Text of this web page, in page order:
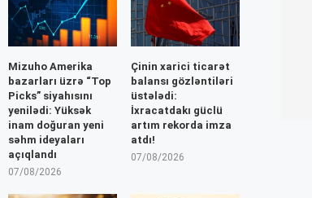
Mizuho Amerika
bazarları üzrə “Top
Picks” siyahısını
yenilədi: Yüksək
inam doğuran yeni
səhm ideyaları
açıqlandı
07/08/2026
Çinin xarici ticarət
balansı gözləntiləri
üstələdi:
İxracatdakı güclü
artım rekorda imza
atdı!
07/08/2026